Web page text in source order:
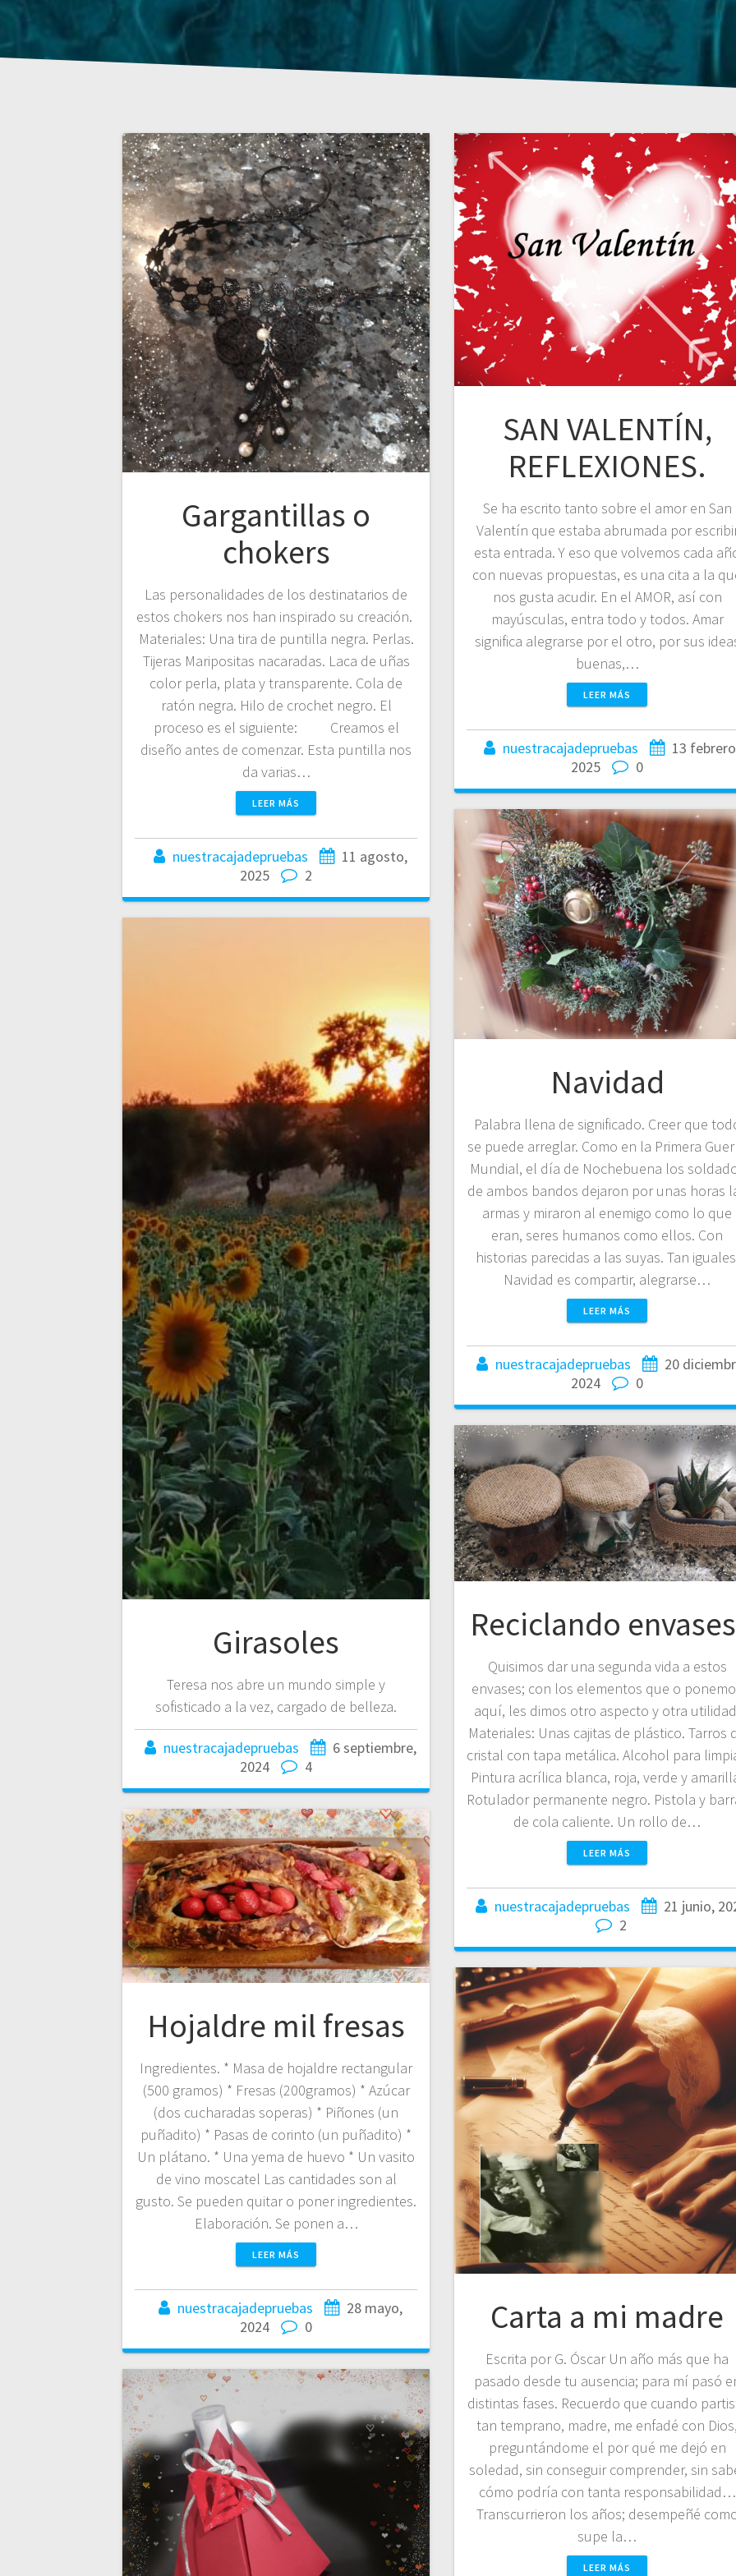
Gargantillas o
chokers
Las personalidades de los destinatarios de
estos chokers nos han inspirado su creación.
Materiales: Una tira de puntilla negra. Perlas.
Tijeras Maripositas nacaradas. Laca de uñas
color perla, plata y transparente. Cola de
ratón negra. Hilo de crochet negro. El
proceso es el siguiente: Creamos el
diseño antes de comenzar. Esta puntilla nos
da varias…
LEER MÁS
nuestracajadepruebas
11 agosto,
2025
2
SAN VALENTÍN,
REFLEXIONES.
Se ha escrito tanto sobre el amor en San
Valentín que estaba abrumada por
esta entrada. Y eso que volvemos cada
con nuevas propuestas, es una cita a la
nos gusta acudir. En el AMOR, así con
mayúsculas, entra todo y todos. Amar
significa alegrarse por el otro, por sus
buenas,…
LEER MÁS
nuestracajadepruebas
13
2025
0
Navidad
Palabra llena de significado. Creer que
se puede arreglar. Como en la Primera
Mundial, el día de Nochebuena los
de ambos bandos dejaron por unas horas
armas y miraron al enemigo como lo que
eran, seres humanos como ellos. Con
historias parecidas a las suyas. Tan
Navidad es compartir, alegrarse…
LEER MÁS
nuestracajadepruebas
20
2024
0
Girasoles
Teresa nos abre un mundo simple y
sofisticado a la vez, cargado de belleza.
nuestracajadepruebas
6 septiembre,
2024
4
Reciclando
Quisimos dar una segunda vida a estos
envases; con los elementos que o
aquí, les dimos otro aspecto y otra
Materiales: Unas cajitas de plástico. Tarros
cristal con tapa metálica. Alcohol para
Pintura acrílica blanca, roja, verde y
Rotulador permanente negro. Pistola y
de cola caliente. Un rollo de…
LEER MÁS
nuestracajadepruebas
21 junio,
2
Hojaldre mil fresas
Ingredientes. * Masa de hojaldre rectangular
(500 gramos) * Fresas (200gramos) * Azúcar
(dos cucharadas soperas) * Piñones (un
puñadito) * Pasas de corinto (un puñadito) *
Un plátano. * Una yema de huevo * Un vasito
de vino moscatel Las cantidades son al
gusto. Se pueden quitar o poner ingredientes.
Elaboración. Se ponen a…
LEER MÁS
nuestracajadepruebas
28 mayo,
2024
0 Carta a mi madre
Escrita por G. Óscar Un año más que ha
pasado desde tu ausencia; para mí pasó
distintas fases. Recuerdo que cuando
tan temprano, madre, me enfadé con
preguntándome el por qué me dejó en
soledad, sin conseguir comprender, sin
cómo podría con tanta responsabilidad…
Transcurrieron los años; desempeñé
supe la…
LEER MÁS